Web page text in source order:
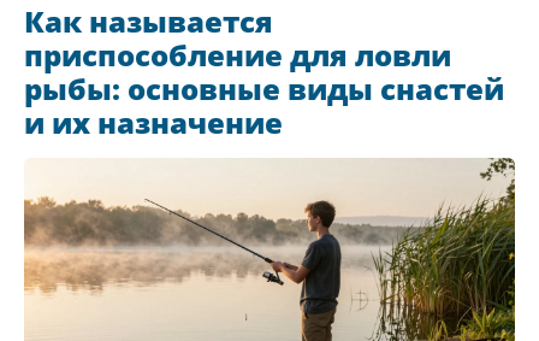
Как называется
приспособление для ловли
рыбы: основные виды снастей
и их назначение